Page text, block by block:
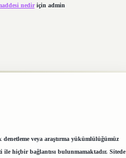
nediriçin admin
veya araştırma yükümlülüğümüz
hiçbir bağlantısı bulunmamaktadır. Sitede